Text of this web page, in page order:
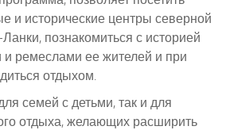
и исторические центры северной
познакомиться с историей
и ремеслами ее жителей и при
отдыхом.
семей с детьми, так и для
отдыха, желающих расширить